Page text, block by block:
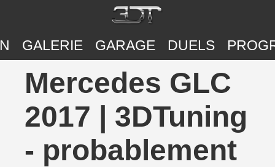
GALERIE GARAGE DUELS
Mercedes GLC
2017 | 3DTuning
- probablement